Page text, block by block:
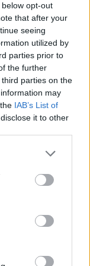
opt-out
that after your
seeing
utilized by
parties prior to
the further
parties on the
may
IAB’s List of
it to other
ig
akkor próbáljátok ki
budapesti
Győrben is
István Egyetem
kapnak. Az árak
kolbászos
590-690
ízeket